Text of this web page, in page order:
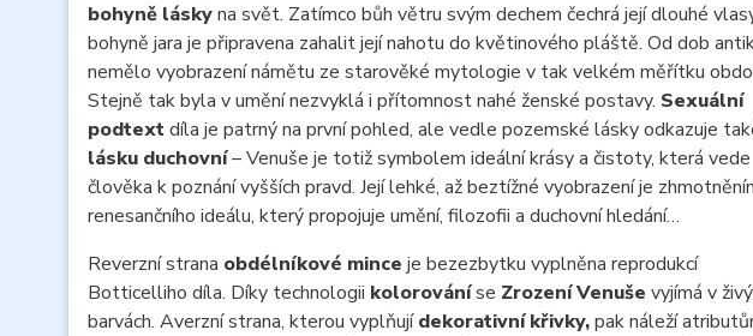
bohyně láskyna svět. Zatímco bůh větru svým dechem čechrá její dlouhé
bohyně jara je připravena zahalit její nahotu do květinového pláště. Od dob
nemělo vyobrazení námětu ze starověké mytologie v tak velkém měřítku
Stejně tak byla v umění nezvyklá i přítomnost nahé ženské postavy. Sexuální
podtextdíla je patrný na první pohled, ale vedle pozemské lásky odkazuje
lásku duchovní– Venuše je totiž symbolem ideální krásy a čistoty, která vede
člověka k poznání vyšších pravd. Její lehké, až beztížné vyobrazení je
renesančního ideálu, který propojuje umění, filozofii a duchovní hledání…
Reverzní strana obdélníkové mince je bezezbytku vyplněna reprodukcí
Botticelliho díla. Díky technologii kolorováníse Zrození Venuše vyjímá v
barvách. Averzní strana, kterou vyplňujídekorativní křivky,pak náleží